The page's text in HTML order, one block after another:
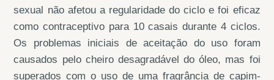
sexual não afetou a regularidade do ciclo e foi eficaz
como contraceptivo para 10 casais durante 4 ciclos.
Os problemas iniciais de aceitação do uso foram
causados pelo cheiro desagradável do óleo, mas foi
superados com o uso de uma fragrância de capim-